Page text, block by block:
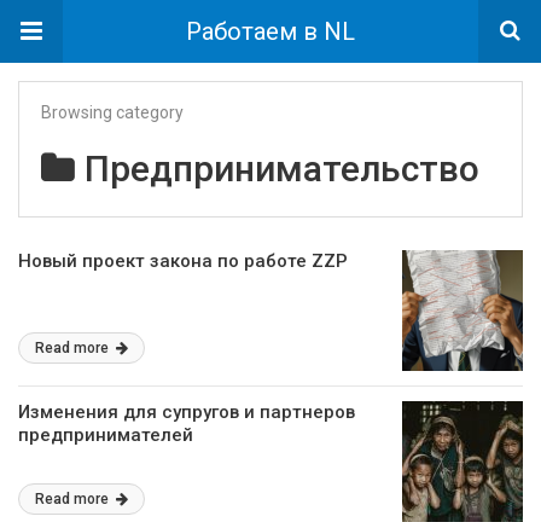
Работаем в NL
Browsing category
Предпринимательство
Новый проект закона по работе ZZP
Read more
Изменения для супругов и партнеров
предпринимателей
Read more